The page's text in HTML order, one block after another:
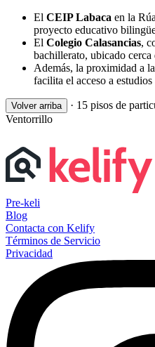
El CEIP Labaca en la
proyecto educativo
El Colegio Calasancias,
bachillerato, ubicado cerca
Además, la proximidad a la
facilita el acceso a
Volver arriba · 15 pisos de
Ventorrillo
Pre-keli
Blog
Contacta con Kelify
Términos de Servicio
Privacidad